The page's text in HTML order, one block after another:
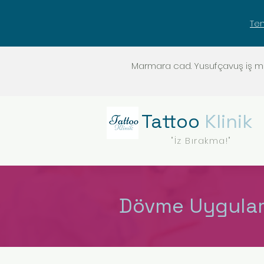
Marmara cad. Yusufçavuş iş
Tattoo Klinik
"İz Bırakma!"
Dövme